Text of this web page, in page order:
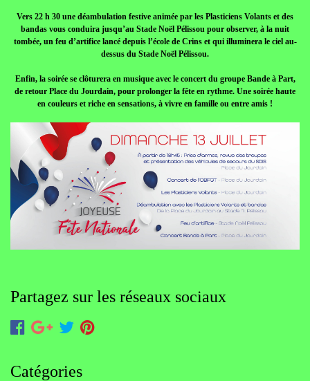
Vers 22 h 30 une déambulation festive animée par les Plasticiens Volants et des
bandas vous conduira jusqu’au Stade Noël Pélissou pour observer, à la nuit
tombée, un feu d’artifice lancé depuis l’école de Crins et qui illuminera le ciel au-
dessus du Stade Noël Pélissou.
Enfin, la soirée se clôturera en musique avec le concert du groupe Bande à Part,
de retour Place du Jourdain, pour prolonger la fête en rythme. Une soirée haute
en couleurs et riche en sensations, à vivre en famille ou entre amis !
Partagez sur les réseaux sociaux
Catégories